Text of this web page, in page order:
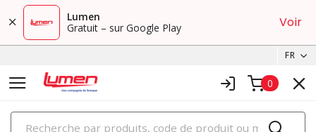
Lumen
Gratuit – sur Google Play
Voir
FR
0
PRODUITS